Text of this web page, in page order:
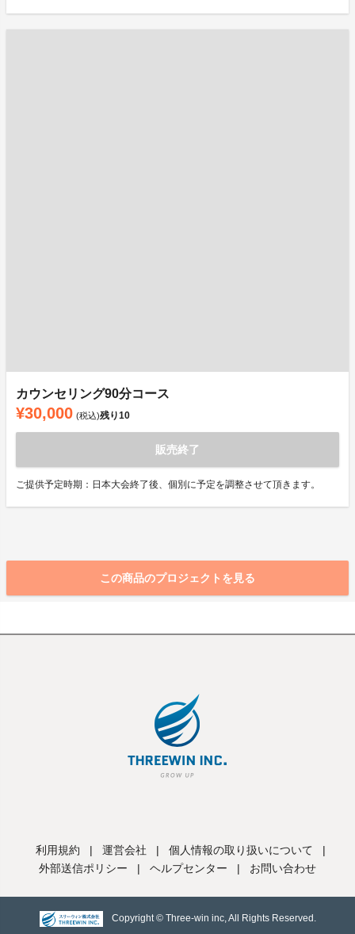
カウンセリング90分コース
¥30,000 (税込)残り10
販売終了
ご提供予定時期：日本大会終了後、個別に予定を調整させて頂きます。
この商品のプロジェクトを見る
利用規約 | 運営会社 | 個人情報の取り扱いについて
|
外部送信ポリシー
| ヘルプセンター | お問い合わせ
Copyright © Three-win inc, All Rights Reserved.